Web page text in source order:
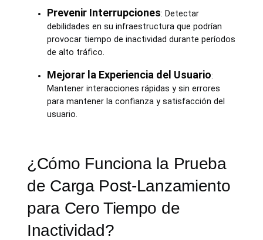
Prevenir Interrupciones: Detectar
debilidades en su infraestructura que podrían
provocar tiempo de inactividad durante períodos
de alto tráfico.
Mejorar la Experiencia del Usuario:
Mantener interacciones rápidas y sin errores
para mantener la confianza y satisfacción del
usuario.
¿Cómo Funciona la Prueba
de Carga Post-Lanzamiento
para Cero Tiempo de
Inactividad?